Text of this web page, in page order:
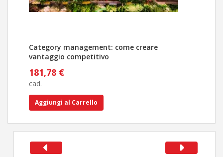
Category management: come creare
vantaggio competitivo
181,78 €
cad.
Aggiungi al Carrello